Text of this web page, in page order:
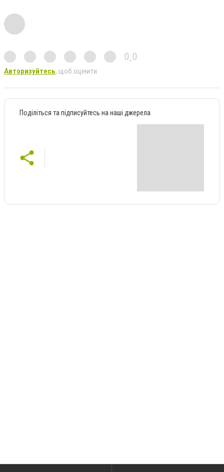
0,0
Авторизуйтесь, щоб оцінити
Поділіться та підписуйтесь на наші джерела